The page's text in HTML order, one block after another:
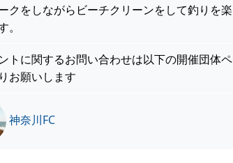
クをしながらビーチクリーンをして釣りを楽
。
トに関するお問い合わせは以下の開催団体ペ
お願いします
神奈川FC